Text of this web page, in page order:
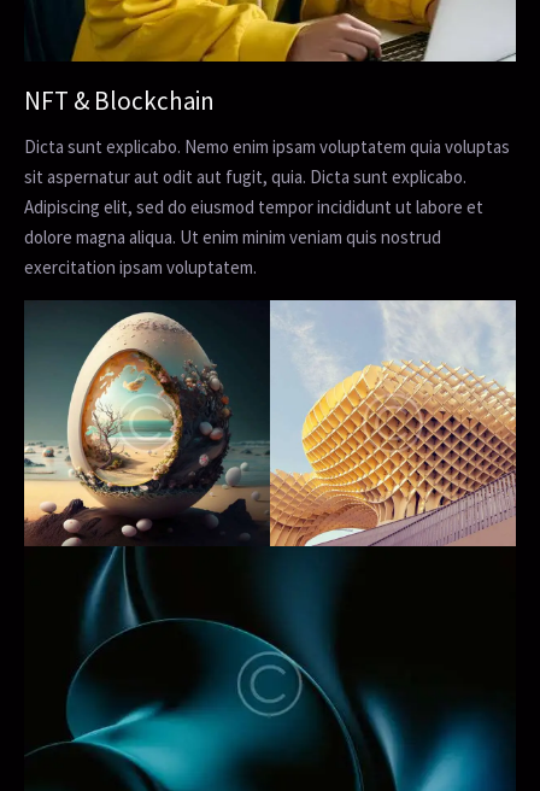
NFT & Blockchain
Dicta sunt explicabo. Nemo enim ipsam voluptatem quia voluptas
sit aspernatur aut odit aut fugit, quia. Dicta sunt explicabo.
Adipiscing elit, sed do eiusmod tempor incididunt ut labore et
dolore magna aliqua. Ut enim minim veniam quis nostrud
exercitation ipsam voluptatem.